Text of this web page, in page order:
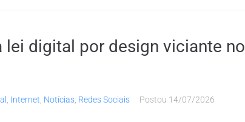
lei digital por design viciante no
Internet Notícias Redes Sociais Postou 14/07/2026